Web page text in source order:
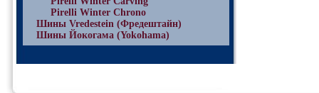
Pirelli Winter Chrono
Шины Vredestein (Фредештайн)
Шины Йокогама (Yokohama)